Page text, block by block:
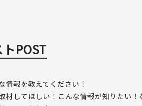
POST
情報を教えてください！
材してほしい！こんな情報が知りたい！